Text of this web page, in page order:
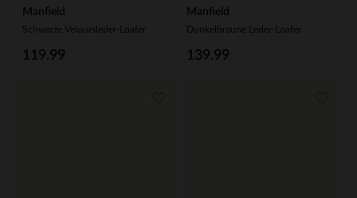
Manfield
Schwarze Veloursleder-Loafer
119.99
Manfield
Dunkelbraune Leder-Loafer
139.99